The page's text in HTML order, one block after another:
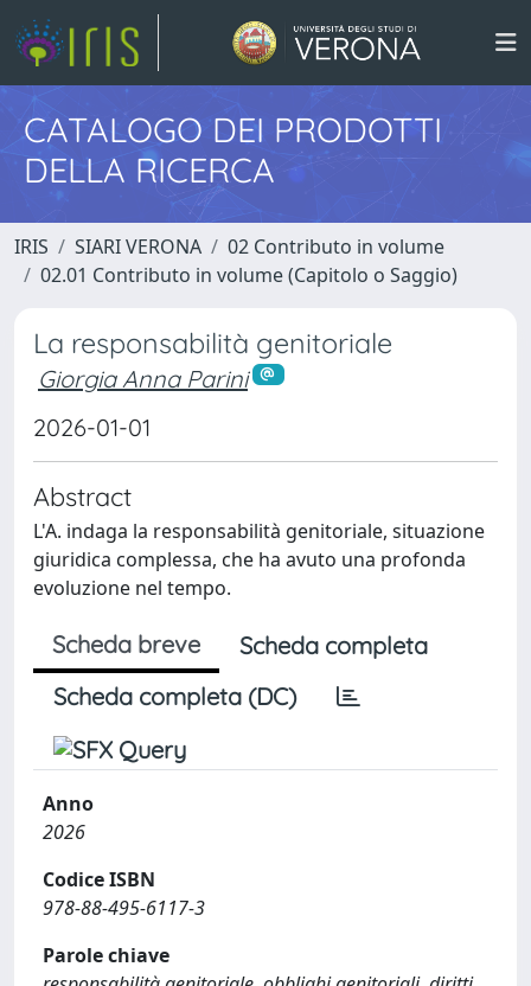
CATALOGO DEI PRODOTTI
DELLA RICERCA
IRIS SIARI VERONA
02 Contributo in volume
02.01 Contributo in volume (Capitolo o Saggio)
La responsabilità genitoriale
Giorgia Anna Parini
2026-01-01
Abstract
L'A. indaga la responsabilità genitoriale, situazione
giuridica complessa, che ha avuto una profonda
evoluzione nel tempo.
Scheda breve
Scheda completa
Scheda completa (DC)
Anno
2026
Codice ISBN
978-88-495-6117-3
Parole chiave